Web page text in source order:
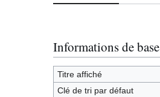
Informations de base
Titre affiché
Clé de tri par défaut